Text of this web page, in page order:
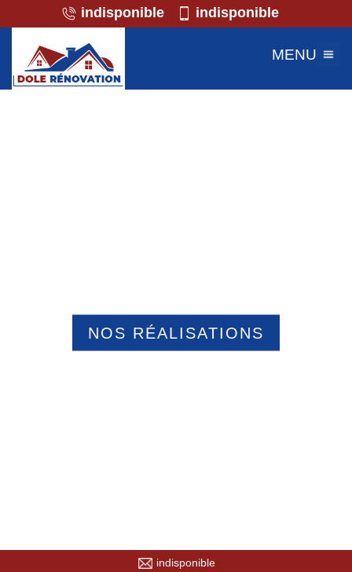
indisponible indisponible
MENU
NOS RÉALISATIONS
indisponible